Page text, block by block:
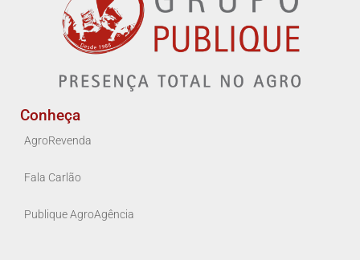
Conheça
AgroRevenda
Fala Carlão
Publique AgroAgência